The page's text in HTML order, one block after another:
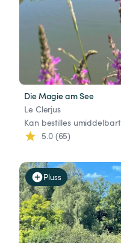
Die Magie am See
Le Clerjus
Kan bestilles umiddelbart
5.0 (65)
Pluss